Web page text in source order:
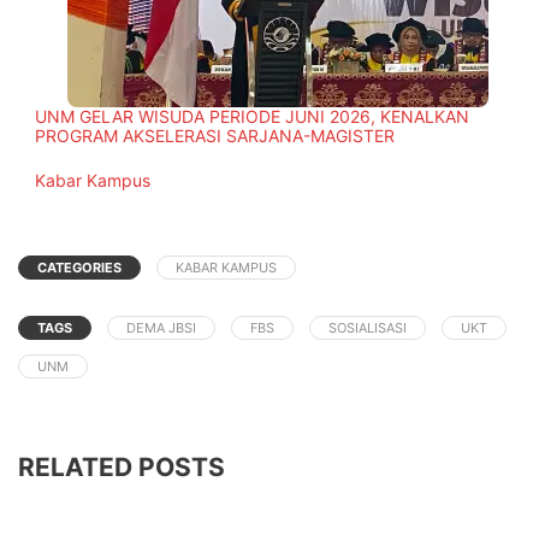
UNM GELAR WISUDA PERIODE JUNI 2026, KENALKAN
PROGRAM AKSELERASI SARJANA-MAGISTER
In relation to
Kabar Kampus
CATEGORIES KABAR KAMPUS
TAGS DEMA JBSI FBS SOSIALISASI UKT
UNM
RELATED POSTS